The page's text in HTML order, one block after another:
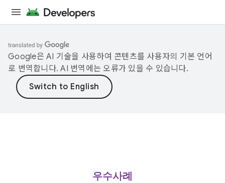
Google은 AI 기술을 사용하여 콘텐츠를 사용자의 기본 언어
로 번역합니다. AI 번역에는 오류가 있을 수 있습니다.
우수사례